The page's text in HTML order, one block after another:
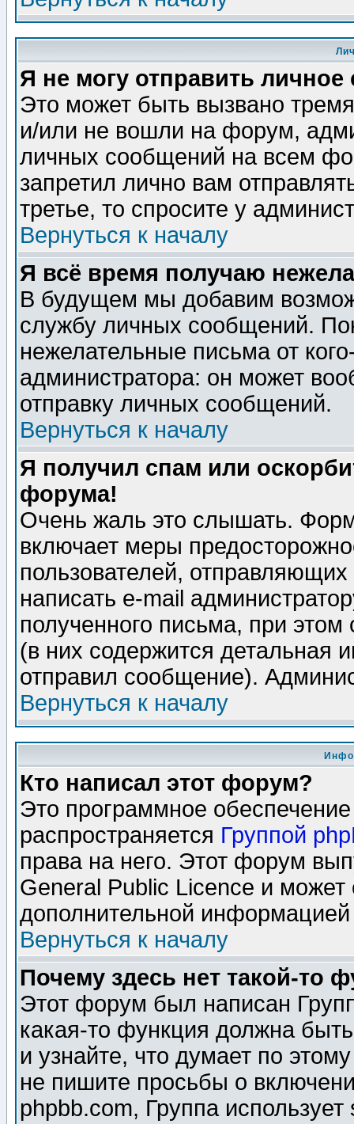
Я не могу отправить
Это может быть вызвано
и/или не вошли на форум,
личных сообщений на всем
запретил лично вам
третье, то спросите у
Вернуться к началу
Я всё время получаю
В будущем мы добавим
службу личных сообщений.
нежелательные письма от
администратора: он может
отправку личных сообщений.
Вернуться к началу
Я получил спам или
форума!
Очень жаль это слышать.
включает меры
пользователей,
написать e-mail
полученного письма, при этом
(в них содержится детальная
отправил сообщение).
Вернуться к началу
Кто написал этот форум?
Это программное
распространяется Группой
права на него. Этот форум
General Public Licence и может
дополнительной
Вернуться к началу
Почему здесь нет такой-то
Этот форум был написан
какая-то функция должна
и узнайте, что думает по
не пишите просьбы о
phpbb.com, Группа